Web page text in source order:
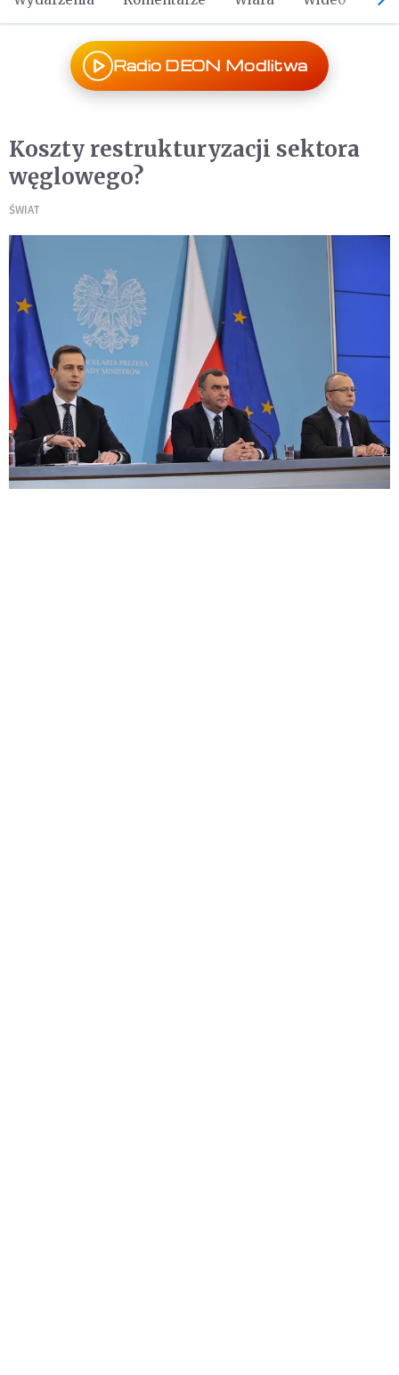
Radio DEON Modlitwa
Koszty restrukturyzacji sektora
węglowego?
ŚWIAT